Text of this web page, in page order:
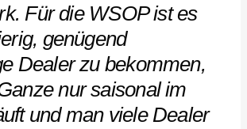
Für die WSOP ist es
genügend
Dealer zu bekommen,
nur saisonal im
und man viele Dealer